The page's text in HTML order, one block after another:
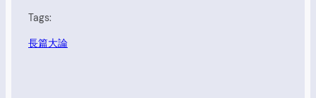
Tags:
長篇大論